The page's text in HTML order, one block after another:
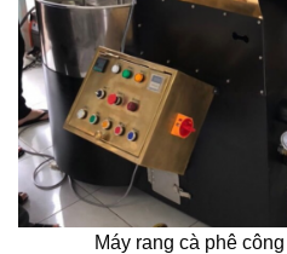
Máy rang cà phê